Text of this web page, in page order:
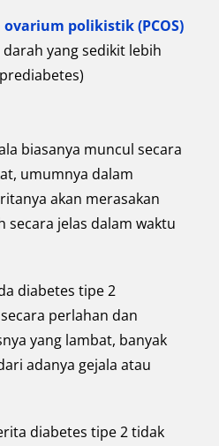
polikistik (PCOS)
yang sedikit lebih
biasanya muncul secara
umumnya dalam
akan merasakan
jelas dalam waktu
diabetes tipe 2
perlahan dan
yang lambat, banyak
adanya gejala atau
diabetes tipe 2 tidak